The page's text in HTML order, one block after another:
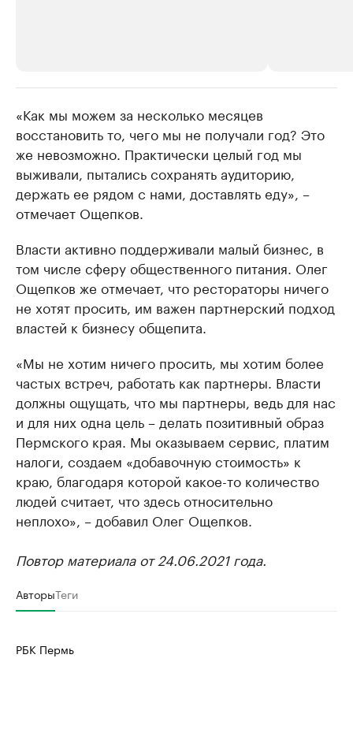
Крупные организации в
нефтегазовой промышленности
Найдите и проверьте данные в каталоге Посмотрите
«Как мы можем за несколько месяцев
восстановить то, чего мы не получали год? Это
же невозможно. Практически целый год мы
выживали, пытались сохранять аудиторию,
держать ее рядом с нами, доставлять еду», –
отмечает Ощепков.
Власти активно поддерживали малый бизнес, в
том числе сферу общественного питания. Олег
Ощепков же отмечает, что рестораторы ничего
не хотят просить, им важен партнерский подход
властей к бизнесу общепита.
«Мы не хотим ничего просить, мы хотим более
частых встреч, работать как партнеры. Власти
должны ощущать, что мы партнеры, ведь для нас
и для них одна цель – делать позитивный образ
Пермского края. Мы оказываем сервис, платим
налоги, создаем «добавочную стоимость» к
краю, благодаря которой какое-то количество
людей считает, что здесь относительно
неплохо», – добавил Олег Ощепков.
Повтор материала от 24.06.2021 года.
АвторыТеги
РБК Пермь